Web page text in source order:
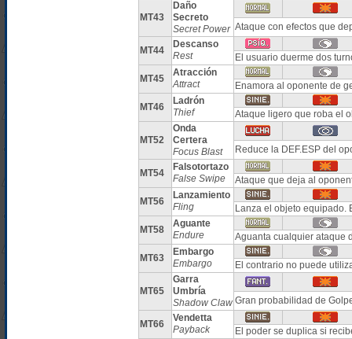
MT43
Daño
Secreto
Secret Power Ataque con efectos que
MT44
Descanso
Rest
El usuario duerme dos
MT45
Atracción
Attract
Enamora al oponente de
MT46
Ladrón
Thief
Ataque ligero que roba el
MT52
Onda
Certera
Focus Blast
Reduce la DEF.ESP del
MT54
Falsotortazo
False Swipe
Ataque que deja al
MT56
Lanzamiento
Fling
Lanza el objeto equipado.
MT58
Aguante
Endure
Aguanta cualquier ataque
MT63
Embargo
Embargo
El contrario no puede
MT65
Garra
Umbría
Shadow Claw Gran probabilidad de
MT66
Vendetta
Payback
El poder se duplica si